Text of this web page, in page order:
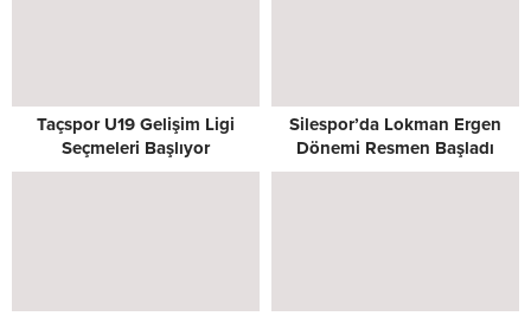
Taçspor U19 Gelişim Ligi
Seçmeleri Başlıyor
Silespor’da Lokman Ergen
Dönemi Resmen Başladı